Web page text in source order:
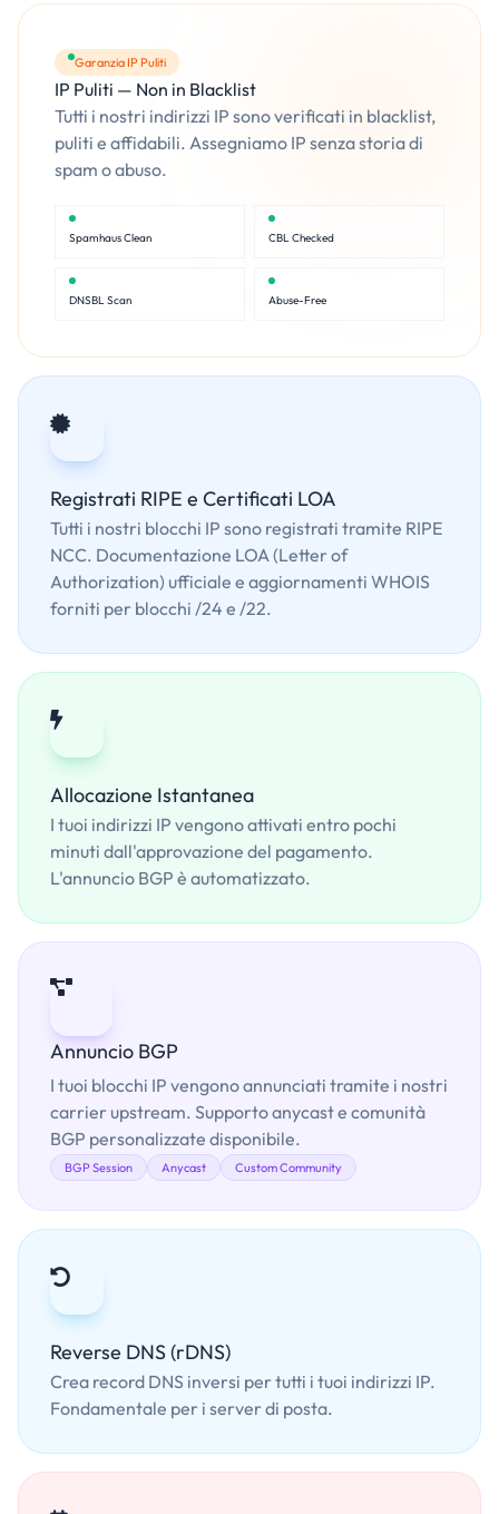
Garanzia IP Puliti
IP Puliti — Non in Blacklist
Tutti i nostri indirizzi IP sono verificati in blacklist,
puliti e affidabili. Assegniamo IP senza storia di
spam o abuso.
Spamhaus Clean CBL Checked
DNSBL Scan Abuse-Free
Registrati RIPE e Certificati LOA
Tutti i nostri blocchi IP sono registrati tramite RIPE
NCC. Documentazione LOA (Letter of
Authorization) ufficiale e aggiornamenti WHOIS
forniti per blocchi /24 e /22.
Allocazione Istantanea
I tuoi indirizzi IP vengono attivati entro pochi
minuti dall'approvazione del pagamento.
L'annuncio BGP è automatizzato.
Annuncio BGP
I tuoi blocchi IP vengono annunciati tramite i nostri
carrier upstream. Supporto anycast e comunità
BGP personalizzate disponibile.
BGP Session Anycast Custom Community
Reverse DNS (rDNS)
Crea record DNS inversi per tutti i tuoi indirizzi IP.
Fondamentale per i server di posta.